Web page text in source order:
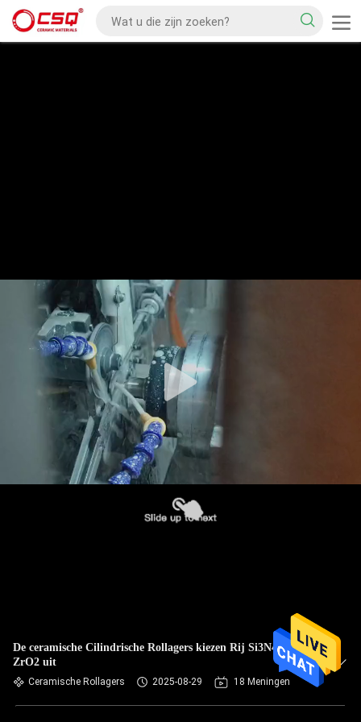
De ceramische Cilindrische Rollagers kiezen Rij Si3N4 SSiC
ZrO2 uit
Ceramische Rollagers 2025-08-29 18 Meningen